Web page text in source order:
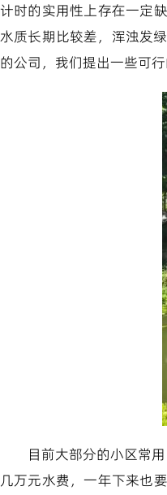
计时的实用性上存在一定
水质长期比较差，浑浊发
的公司，我们提出一些可行
目前大部分的小区常
几万元水费，一年下来也